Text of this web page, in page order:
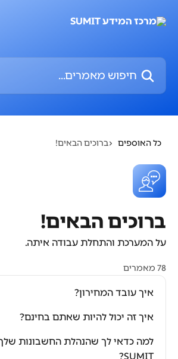
חיפוש מאמרים...
כל האוספים ברוכים הבאים!
ברוכים הבאים!
על המערכת והתחלת עבודה איתה.
78 מאמרים
איך עובד המחירון?
איך זה יכול להיות שאתם בחינם?
למה כדאי לך שהנהלת החשבונות
SUMIT?